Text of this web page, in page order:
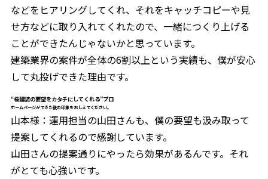
などをヒアリングしてくれ、それをキャッチコピーや見
せ方などに取り入れてくれたので、一緒につくり上げる
ことができたんじゃないかと思っています。
建築業界の案件が全体の6割以上という実績も、僕が安心
して丸投げできた理由です。
“桜建装の要望をカタチにしてくれる”プロ
ホームページができた後の印象をおしえてください。
山本様：運用担当の山田さんも、僕の要望も汲み取って
提案してくれるので感謝しています。
山田さんの提案通りにやったら効果があるんです。それ
がとても心強いです。